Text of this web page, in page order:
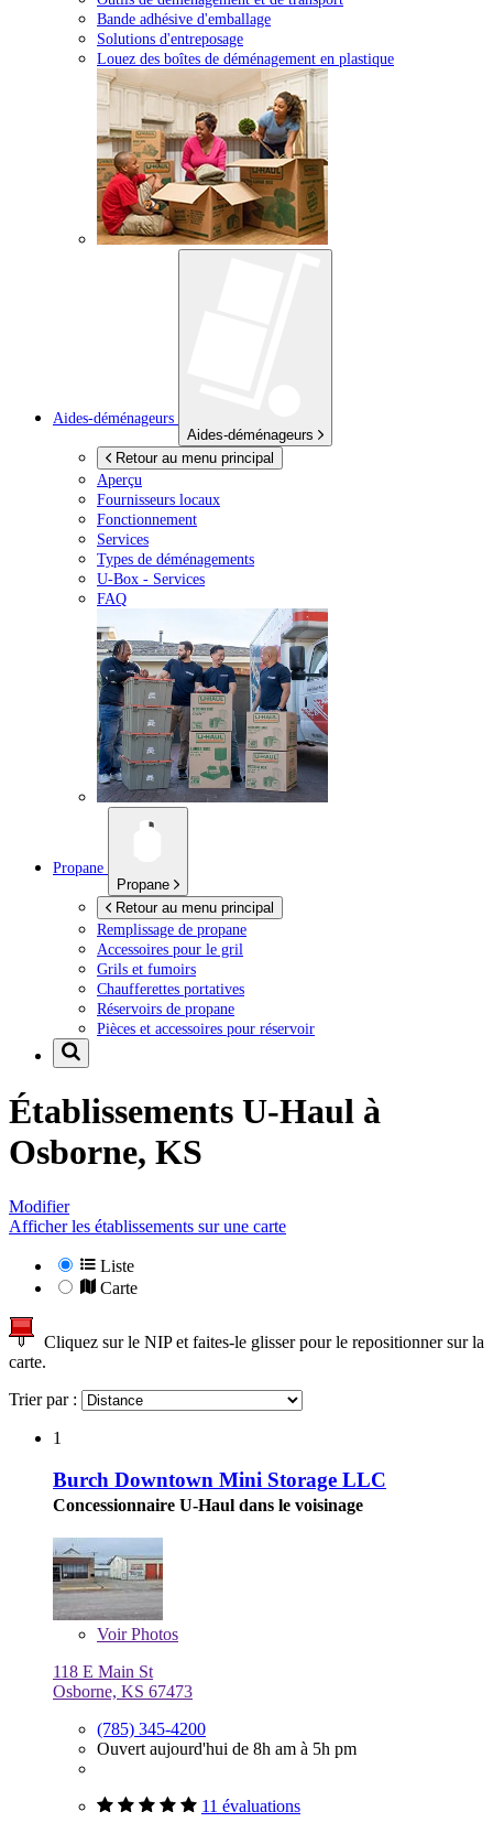
Bande adhésive d'emballage
Solutions d'entreposage
Louez des boîtes de déménagement en plastique
Aides-déménageurs
Aides-déménageurs
Retour au menu principal
Aperçu
Fournisseurs locaux
Fonctionnement
Services
Types de déménagements
U-Box - Services
FAQ
Propane
Propane
Retour au menu principal
Remplissage de propane
Accessoires pour le gril
Grils et fumoirs
Chaufferettes portatives
Réservoirs de propane
Pièces et accessoires pour réservoir
Établissements U-Haul à
Osborne, KS
Modifier
Afficher les établissements sur une carte
Liste
Carte
Cliquez sur le NIP et faites-le glisser pour le repositionner sur la
carte.
Trier par :
1
Burch Downtown Mini Storage LLC
Concessionnaire U-Haul dans le voisinage
VoirPhotos
118 E Main St
Osborne, KS 67473
(785) 345-4200
Ouvert aujourd'hui de 8h am à 5h pm
11 évaluations